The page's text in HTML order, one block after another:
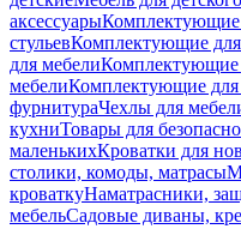
аксессуарыКомплектующие
стульевКомплектующие для
для мебелиКомплектующие
мебелиКомплектующие для
фурнитураЧехлы для
кухниТовары для
маленькихКроватки для
столики, комоды, матрасы
кроваткуНаматрасники,
мебельСадовые диваны,